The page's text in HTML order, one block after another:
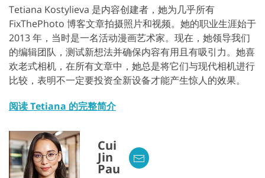
Tetiana Kostylieva 是内容创建者，她为几乎所有
FixThePhoto 博客文章拍摄照片和视频。她的职业生涯始于
2013 年，当时是一名活动漫画艺术家。现在，她领导我们
的编辑团队，测试新想法并确保内容有用且有吸引力。她喜
欢老式相机，在所有文章中，她总是将它们与现代相机进行
比较，表明不一定要投资全新设备才能产生惊人的效果。
阅读 Tetiana 的完整简介
Cui
Jin
Pau